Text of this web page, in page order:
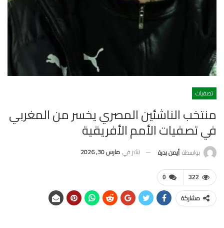
تصفيات
منتخب الناشئين المصري يخسر من المغربي
في تصفيات الأمم الأفريقية
بواسطة أيمن بدرة نشر في مارس 30, 2026
0 322
مشاركة